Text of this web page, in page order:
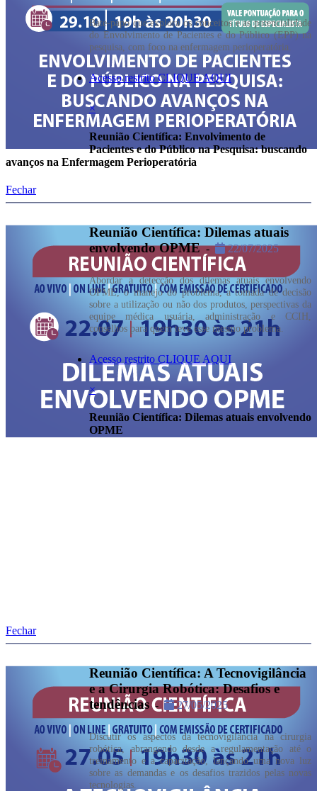
Bate-papo que explora os conceitos e as potencialidade
do Envolvimento de Pacientes e do Público (EPP) na
pesquisa, com foco na enfermagem perioperatória.
Acesso restrito CLIQUE AQUI
×
Reunião Científica: Envolvimento de
Pacientes e do Público na Pesquisa: buscando
avanços na Enfermagem Perioperatória
Fechar
Reunião Científica: Dilemas atuais
envolvendo OPME- 22/07/2025
Abordar a detecção dos dilemas atuais envolvendo
OPME, o manejo do problema, a tomada de decisão
sobre a utilização ou não dos produtos, perspectivas da
equipe médica usuária, administração e CCIH,
conselhos para quem teve esse mesmo problema.
Acesso restrito CLIQUE AQUI
×
Reunião Científica: Dilemas atuais envolvendo
OPME
Fechar
Reunião Científica: A Tecnovigilância
e a Cirurgia Robótica: Desafios e
tendências- 27/05/2025
Discutir os aspectos da tecnovigilância na cirurgia
robótica, abrangendo desde a regulamentação até o
treinamento e a capacitação, lançando uma nova luz
sobre as demandas e os desafios trazidos pelas novas
tecnologias.